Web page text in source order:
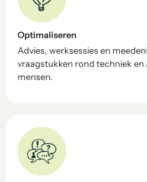
Optimaliseren
Advies, werksessies en
vraagstukken rond techniek en
mensen.